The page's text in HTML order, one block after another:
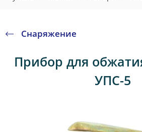
Снаряжение
Прибор для
УПС-5